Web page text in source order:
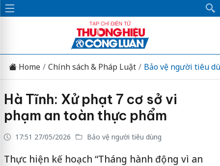
Home Chính sách & Pháp Luật Bảo vệ người tiêu
Hà Tĩnh: Xử phạt 7 cơ sở vi
phạm an toàn thực phẩm
17:51 27/05/2026 Bảo vệ người tiêu dùng
Thực hiện kế hoạch “Tháng hành động vì an